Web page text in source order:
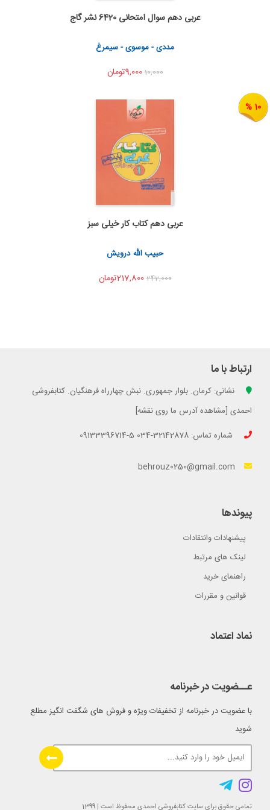
به من اطلاع بده
اشتراک گذاری
عربی دهم سوال امتحانی 6420 نشر گاج
مددی - موسوی - سیمرغ
10,0009,000تومان
10 %
به من اطلاع بده
اشتراک گذاری
عربی دهم کتاب کار خیلی سبز
حبیب الله درویش
242,000217,800تومان
ارتباط با ما
نشانی: کرمان. بلوار جمهوری. نبش چهارراه فرهنگیان. کتابفروشی
احمدی [مشاهده آدرس ما روی نقشه]
شماره تماس: 32142878-034 5-09133396714
behrouz0250@gmail.com
پیوندها
پیشنهادات وانتقادات
لینک های مرتبط
راهنمای خرید
قوانین و مقررات
نماد اعتماد
عــضویت در خبرنامه
با عضویت در خبرنامه از تخفیفات ویژه و فروش های شگفت انگیز مطلع
شوید
تمامی حقوق برای سایت کتابفروشی احمدی محفوظ است | 1399